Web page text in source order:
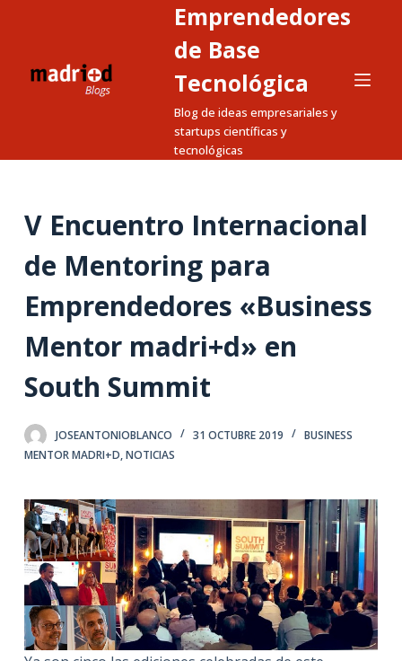
a
o
Emprendedores
de Base
Tecnológica
Blog de ideas empresariales y
startups científicas y
tecnológicas
V Encuentro Internacional
de Mentoring para
Emprendedores «Business
Mentor madri+d» en
South Summit
JOSEANTONIOBLANCO 31 OCTUBRE 2019
BUSINESS
MENTOR MADRI+D,NOTICIAS